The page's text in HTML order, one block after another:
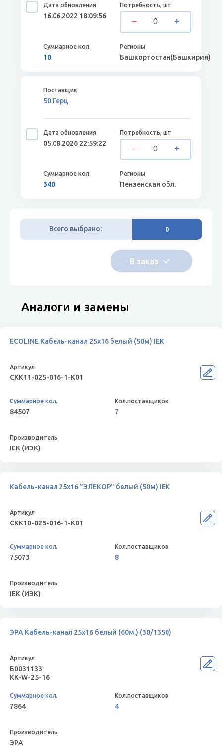
16.06.2022 18:09:56
10 Башкортостан(Башкирия)
50 Герц
05.08.2026 22:59:22
340 Пензенская обл.
Всего выбрано: 0
Аналоги и замены
ECOLINE Кабель-канал 25х16 белый (50м) IEK
CKK11-025-016-1-K01
84507 7
IEK (ИЭК)
Кабель-канал 25х16 "ЭЛЕКОР" белый (50м) IEK
CKK10-025-016-1-K01
75073 8
IEK (ИЭК)
ЭРА Кабель-канал 25x16 белый (60м.) (30/1350)
Б0031133
KK-W-25-16
7864 4
ЭРА